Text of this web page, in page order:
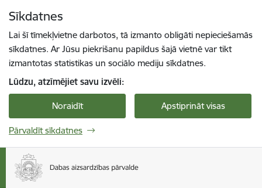
Sīkdatnes
Lai šī tīmekļvietne darbotos, tā izmanto obligāti nepieciešamās
sīkdatnes. Ar Jūsu piekrišanu papildus šajā vietnē var tikt
izmantotas statistikas un sociālo mediju sīkdatnes.
Lūdzu, atzīmējiet savu izvēli:
Noraidīt Apstiprināt visas
Pārvaldīt sīkdatnes